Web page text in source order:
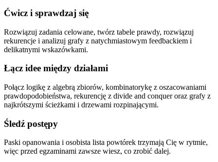
Ćwicz i sprawdzaj się
Rozwiązuj zadania celowane, twórz tabele prawdy, rozwiązuj
rekurencje i analizuj grafy z natychmiastowym feedbackiem i
delikatnymi wskazówkami.
Łącz idee między działami
Połącz logikę z algebrą zbiorów, kombinatorykę z oszacowaniami
prawdopodobieństwa, rekurencję z divide and conquer oraz grafy z
najkrótszymi ścieżkami i drzewami rozpinającymi.
Śledź postępy
Paski opanowania i osobista lista powtórek trzymają Cię w rytmie,
więc przed egzaminami zawsze wiesz, co zrobić dalej.